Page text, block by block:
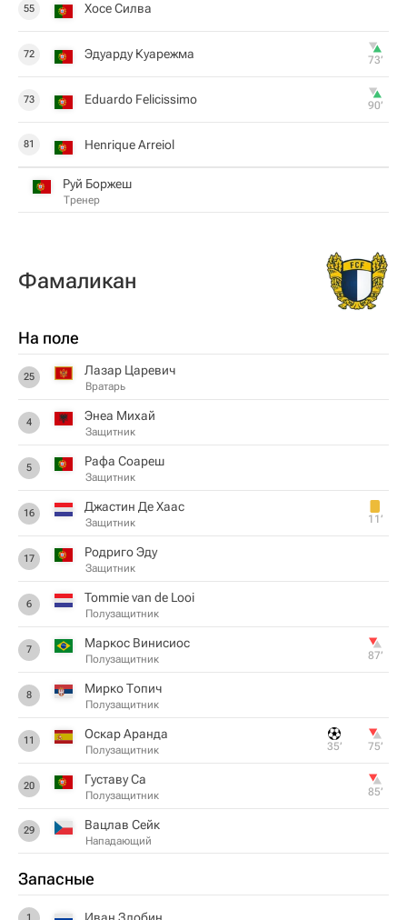
55 Хосе Силва
72 Эдуарду Куарежма 73‎’‎
73 Eduardo Felicissimo 90‎’‎
81 Henrique Arreiol
Руй Боржеш
Тренер
Фамаликан
На поле
25 Лазар Царевич
Вратарь
4 Энеа Михай
Защитник
5 Рафа Соареш
Защитник
16 Джастин Де Хаас
Защитник 11‎’‎
17 Родриго Эду
Защитник
6 Tommie van de Looi
Полузащитник
7 Маркос Винисиос
Полузащитник 87‎’‎
8 Мирко Топич
Полузащитник
11 Оскар Аранда
Полузащитник 35‎’‎ 75‎’‎
20 Густаву Са
Полузащитник 85‎’‎
29 Вацлав Сейк
Нападающий
Запасные
1